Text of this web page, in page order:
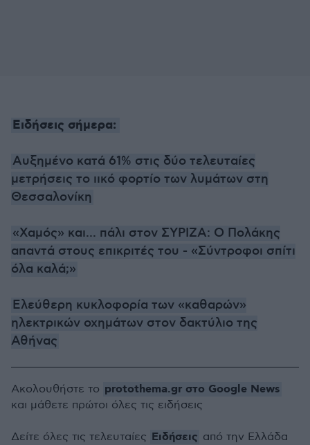
Ειδήσεις σήμερα:
Αυξημένο κατά 61% στις δύο τελευταίες
μετρήσεις το ιικό φορτίο των λυμάτων στη
Θεσσαλονίκη
«Χαμός» και... πάλι στον ΣΥΡΙΖΑ: Ο Πολάκης
απαντά στους επικριτές του - «Σύντροφοι σπίτι
όλα καλά;»
Ελεύθερη κυκλοφορία των «καθαρών»
ηλεκτρικών οχημάτων στον δακτύλιο της
Αθήνας
Ακολουθήστε το protothema.gr στο Google News
και μάθετε πρώτοι όλες τις ειδήσεις
Δείτε όλες τις τελευταίες Ειδήσεις από την Ελλάδα